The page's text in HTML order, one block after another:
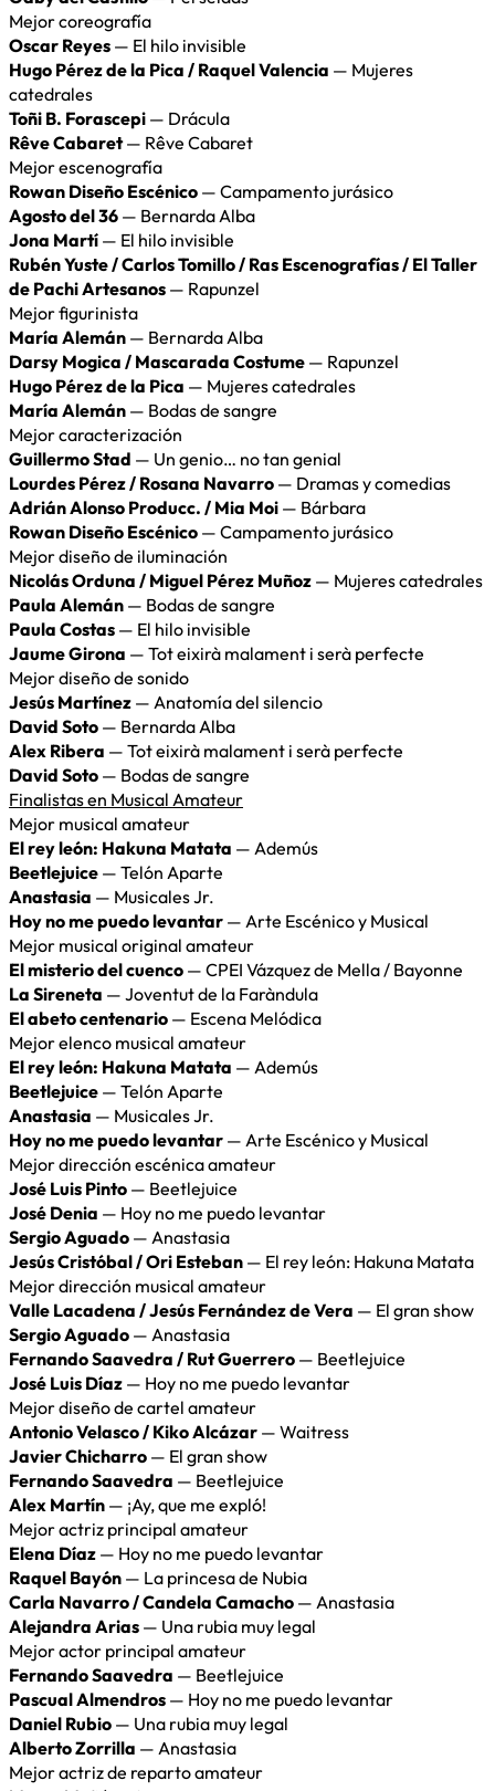
Mejor coreografía
Oscar Reyes — El hilo invisible
Hugo Pérez de la Pica / Raquel Valencia — Mujeres
catedrales
Toñi B. Forascepi — Drácula
Rêve Cabaret— Rêve Cabaret
Mejor escenografía
Rowan Diseño Escénico — Campamento jurásico
Agosto del 36 — Bernarda Alba
Jona Martí — El hilo invisible
Rubén Yuste / Carlos Tomillo / Ras Escenografías / El Taller
de Pachi Artesanos — Rapunzel
Mejor figurinista
María Alemán — Bernarda Alba
Darsy Mogica / Mascarada Costume — Rapunzel
Hugo Pérez de la Pica — Mujeres catedrales
María Alemán — Bodas de sangre
Mejor caracterización
Guillermo Stad — Un genio… no tan genial
Lourdes Pérez / Rosana Navarro — Dramas y comedias
Adrián Alonso Producc. / Mia Moi — Bárbara
Rowan Diseño Escénico — Campamento jurásico
Mejor diseño de iluminación
Nicolás Orduna / Miguel Pérez Muñoz — Mujeres catedrales
Paula Alemán — Bodas de sangre
Paula Costas — El hilo invisible
Jaume Girona — Tot eixirà malament i serà perfecte
Mejor diseño de sonido
Jesús Martínez — Anatomía del silencio
David Soto — Bernarda Alba
Alex Ribera — Tot eixirà malament i serà perfecte
David Soto — Bodas de sangre
Finalistas en Musical Amateur
Mejor musical amateur
El rey león: Hakuna Matata — Ademús
Beetlejuice — Telón Aparte
Anastasia — Musicales Jr.
Hoy no me puedo levantar — Arte Escénico y Musical
Mejor musical original amateur
El misterio del cuenco — CPEI Vázquez de Mella / Bayonne
La Sireneta — Joventut de la Faràndula
El abeto centenario — Escena Melódica
Mejor elenco musical amateur
El rey león: Hakuna Matata — Ademús
Beetlejuice — Telón Aparte
Anastasia — Musicales Jr.
Hoy no me puedo levantar — Arte Escénico y Musical
Mejor dirección escénica amateur
José Luis Pinto — Beetlejuice
José Denia — Hoy no me puedo levantar
Sergio Aguado — Anastasia
Jesús Cristóbal / Ori Esteban — El rey león: Hakuna Matata
Mejor dirección musical amateur
Valle Lacadena / Jesús Fernández de Vera — El gran show
Sergio Aguado — Anastasia
Fernando Saavedra / Rut Guerrero — Beetlejuice
José Luis Díaz — Hoy no me puedo levantar
Mejor diseño de cartel amateur
Antonio Velasco / Kiko Alcázar — Waitress
Javier Chicharro — El gran show
Fernando Saavedra — Beetlejuice
Alex Martín — ¡Ay, que me expló!
Mejor actriz principal amateur
Elena Díaz — Hoy no me puedo levantar
Raquel Bayón — La princesa de Nubia
Carla Navarro / Candela Camacho — Anastasia
Alejandra Arias — Una rubia muy legal
Mejor actor principal amateur
Fernando Saavedra — Beetlejuice
Pascual Almendros — Hoy no me puedo levantar
Daniel Rubio — Una rubia muy legal
Alberto Zorrilla — Anastasia
Mejor actriz de reparto amateur